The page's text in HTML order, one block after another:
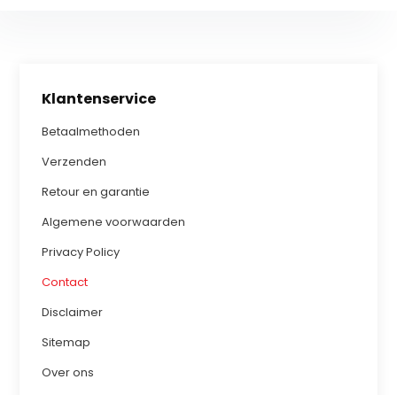
Klantenservice
Betaalmethoden
Verzenden
Retour en garantie
Algemene voorwaarden
Privacy Policy
Contact
Disclaimer
Sitemap
Over ons